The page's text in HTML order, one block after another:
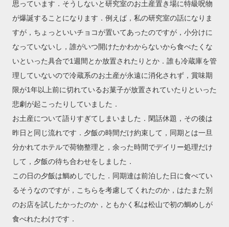
思っています．そうしないと研究室のお土産置き場に特級呪物
が爆誕することになります．例えば，私の研究室の話になりま
すが，ちょっといいチョコが置いてあったのですが，小分けに
なっていないし，誰がいつ開けたかわからないから食べたくな
いといった具合で1週間とか放置されたりとか．誰も冷蔵庫を管
理していないので冷蔵系のお土産が永遠に消化されず，賞味期
限が1年以上前に切れているお菓子が放置されていたりといった
悲劇が起こったりしていました．
お土産について語りすぎてしまいました．閑話休題，その後は
昨日と同じ流れです．夕飯の時間だけ約束して，同期とは一旦
分かれてホテルで荷物整理と，余った時間でデイリー処理だけ
して，夕飯の待ち合わせをしました．
この日の夕飯は鯛めしでした．同期達は前泊した日に食べてい
るそうなのですが，こちらを考慮してくれたのか，はたまた別
のお店を試したかったのか，ともかく私は松山で初の鯛めしが
食べれたわけです．